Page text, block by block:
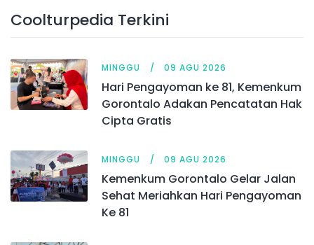
Coolturpedia Terkini
MINGGU 09 AGU 2026
Hari Pengayoman ke 81, Kemenkum
Gorontalo Adakan Pencatatan Hak
Cipta Gratis
MINGGU 09 AGU 2026
Kemenkum Gorontalo Gelar Jalan
Sehat Meriahkan Hari Pengayoman
Ke 81